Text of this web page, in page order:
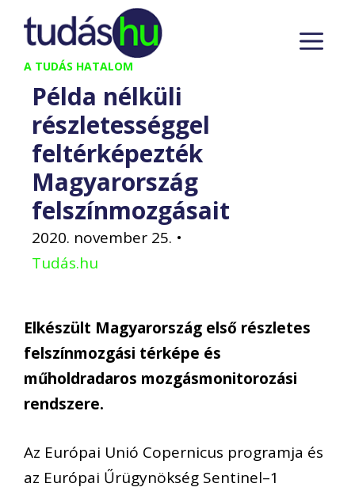
Kilépés
tartalomba
A TUDÁS HATALOM
Példa nélküli
részletességgel
feltérképezték
Magyarország
felszínmozgásait
2020. november 25. •
Tudás.hu
Elkészült Magyarország első részletes
felszínmozgási térképe és
műholdradaros mozgásmonitorozási
rendszere.
Az Európai Unió Copernicus programja és
az Európai Űrügynökség Sentinel–1